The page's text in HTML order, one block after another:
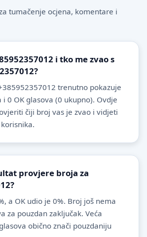
tumačenje ocjena, komentare i
i tko me zvao s
trenutno pokazuje
i 0 OK glasova (0 ukupno). Ovdje
čiji broj vas je zvao i vidjeti
provjere broja za
a OK udio je 0%. Broj još nema
za pouzdan zaključak. Veća
obično znači pouzdaniju